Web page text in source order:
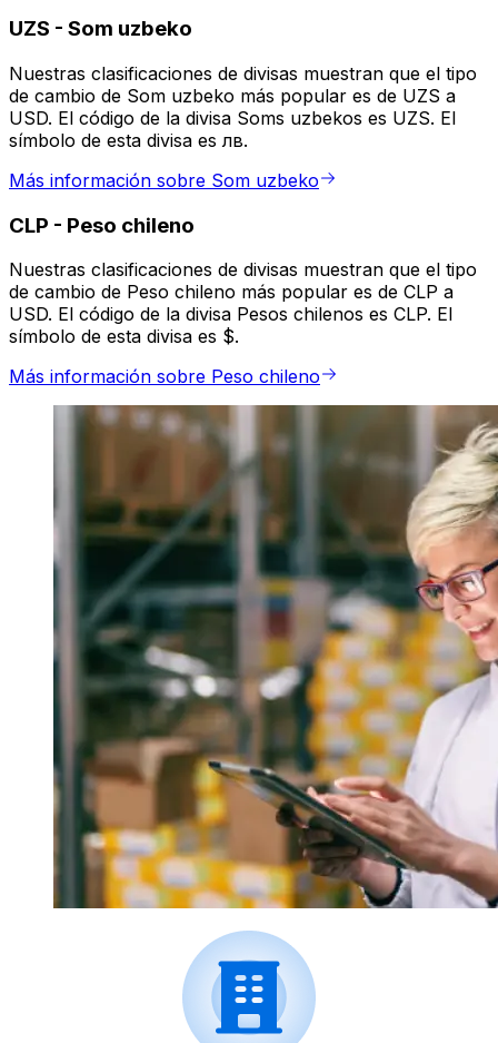
UZS - Som uzbeko
Nuestras clasificaciones de divisas muestran que el tipo
de cambio de Som uzbeko más popular es de UZS a
USD. El código de la divisa Soms uzbekos es UZS. El
símbolo de esta divisa es лв.
Más información sobre Som uzbeko
CLP - Peso chileno
Nuestras clasificaciones de divisas muestran que el tipo
de cambio de Peso chileno más popular es de CLP a
USD. El código de la divisa Pesos chilenos es CLP. El
símbolo de esta divisa es $.
Más información sobre Peso chileno